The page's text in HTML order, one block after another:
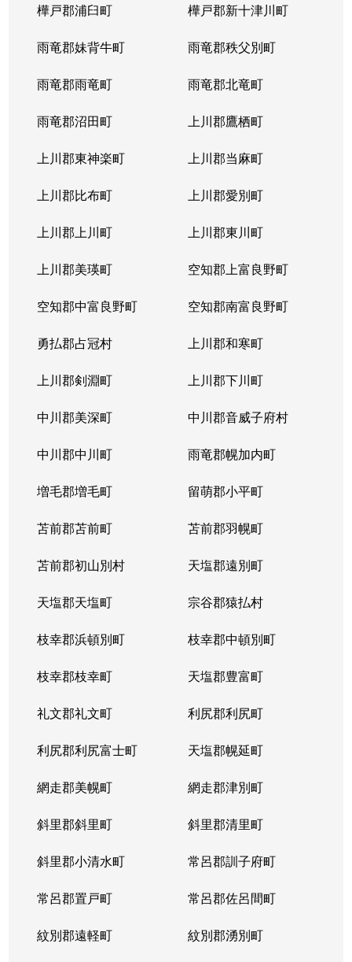
樺戸郡浦臼町 樺戸郡新十津川町
雨竜郡妹背牛町 雨竜郡秩父別町
雨竜郡雨竜町 雨竜郡北竜町
雨竜郡沼田町 上川郡鷹栖町
上川郡東神楽町 上川郡当麻町
上川郡比布町 上川郡愛別町
上川郡上川町 上川郡東川町
上川郡美瑛町 空知郡上富良野町
空知郡中富良野町 空知郡南富良野町
勇払郡占冠村 上川郡和寒町
上川郡剣淵町 上川郡下川町
中川郡美深町 中川郡音威子府村
中川郡中川町 雨竜郡幌加内町
増毛郡増毛町 留萌郡小平町
苫前郡苫前町 苫前郡羽幌町
苫前郡初山別村 天塩郡遠別町
天塩郡天塩町 宗谷郡猿払村
枝幸郡浜頓別町 枝幸郡中頓別町
枝幸郡枝幸町 天塩郡豊富町
礼文郡礼文町 利尻郡利尻町
利尻郡利尻富士町 天塩郡幌延町
網走郡美幌町 網走郡津別町
斜里郡斜里町 斜里郡清里町
斜里郡小清水町 常呂郡訓子府町
常呂郡置戸町 常呂郡佐呂間町
紋別郡遠軽町 紋別郡湧別町